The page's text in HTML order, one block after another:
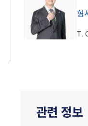
형
T.
관련 정보